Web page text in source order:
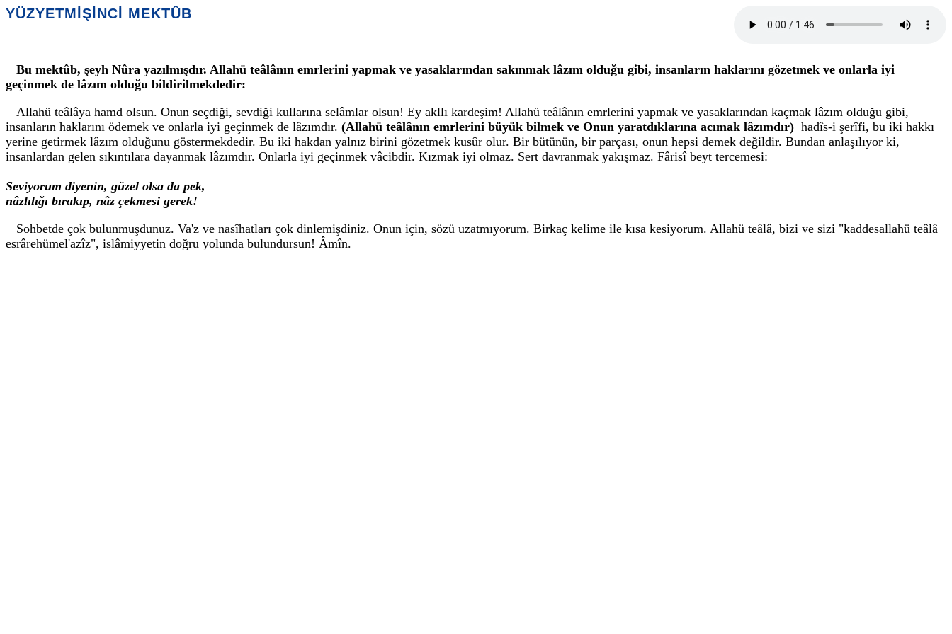
YÜZYETMİŞİNCİ MEKTÛB
Bu mektûb, şeyh Nûra yazılmışdır. Allahü teâlânın emrlerini yapmak ve yasaklarından sakınmak lâzım olduğu gibi, insanların haklarını gözetmek ve onlarla iyi
geçinmek de lâzım olduğu bildirilmekdedir:
Allahü teâlâya hamd olsun. Onun seçdiği, sevdiği kullarına selâmlar olsun! Ey akllı kardeşim! Allahü teâlânın emrlerini yapmak ve yasaklarından kaçmak lâzım olduğu gibi,
insanların haklarını ödemek ve onlarla iyi geçinmek de lâzımdır. (Allahü teâlânın emrlerini büyük bilmek ve Onun yaratdıklarına acımak lâzımdır) hadîs-i şerîfi, bu iki hakkı
yerine getirmek lâzım olduğunu göstermekdedir. Bu iki hakdan yalnız birini gözetmek kusûr olur. Bir bütünün, bir parçası, onun hepsi demek değildir. Bundan anlaşılıyor ki,
insanlardan gelen sıkıntılara dayanmak lâzımdır. Onlarla iyi geçinmek vâcibdir. Kızmak iyi olmaz. Sert davranmak yakışmaz. Fârisî beyt tercemesi:
Seviyorum diyenin, güzel olsa da pek,
nâzlılığı bırakıp, nâz çekmesi gerek!
Sohbetde çok bulunmuşdunuz. Va'z ve nasîhatları çok dinlemişdiniz. Onun için, sözü uzatmıyorum. Birkaç kelime ile kısa kesiyorum. Allahü teâlâ, bizi ve sizi "kaddesallahü teâlâ
esrârehümel'azîz", islâmiyyetin doğru yolunda bulundursun! Âmîn.